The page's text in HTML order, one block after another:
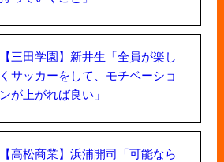
【三田学園】新井生「全員が楽し
くサッカーをして、モチベーショ
ンが上がれば良い」
【高松商業】浜浦開司「可能なら